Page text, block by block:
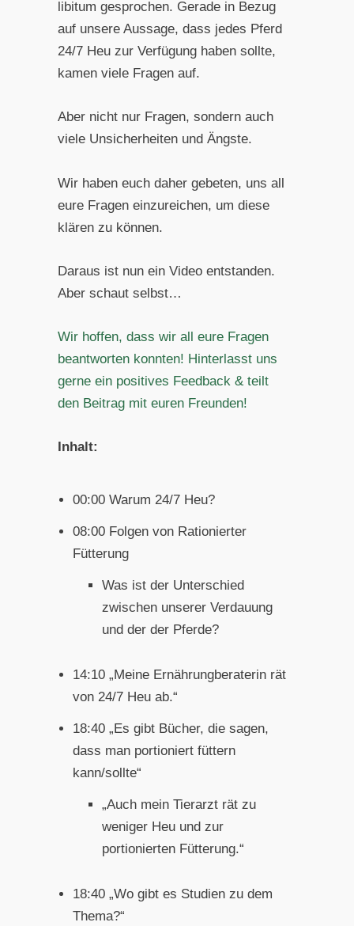
libitum gesprochen. Gerade in Bezug
auf unsere Aussage, dass jedes Pferd
24/7 Heu zur Verfügung haben sollte,
kamen viele Fragen auf.
Aber nicht nur Fragen, sondern auch
viele Unsicherheiten und Ängste.
Wir haben euch daher gebeten, uns all
eure Fragen einzureichen, um diese
klären zu können.
Daraus ist nun ein Video entstanden.
Aber schaut selbst…
Wir hoffen, dass wir all eure Fragen
beantworten konnten! Hinterlasst uns
gerne ein positives Feedback & teilt
den Beitrag mit euren Freunden!
Inhalt:
00:00 Warum 24/7 Heu?
08:00 Folgen von Rationierter
Fütterung
Was ist der Unterschied
zwischen unserer Verdauung
und der der Pferde?
14:10 „Meine Ernährungberaterin rät
von 24/7 Heu ab.“
18:40 „Es gibt Bücher, die sagen,
dass man portioniert füttern
kann/sollte“
„Auch mein Tierarzt rät zu
weniger Heu und zur
portionierten Fütterung.“
18:40 „Wo gibt es Studien zu dem
Thema?“